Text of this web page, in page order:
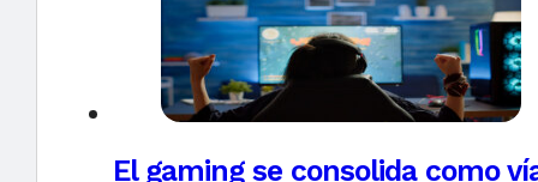
El gaming se consolida como